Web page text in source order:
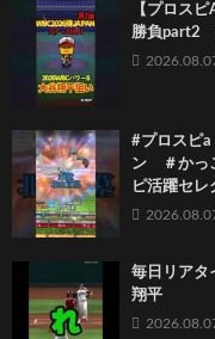
【プロス
勝負part2
#プロスピ
ン ＃かっ
ピ活躍セレ
毎日リア
翔平